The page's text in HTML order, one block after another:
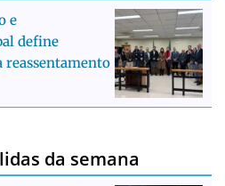
e
define
reassentamento
da semana